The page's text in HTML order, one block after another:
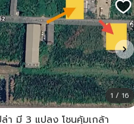
1 / 16
ล่า มี 3 แปลง โชนคุ้มเกล้า